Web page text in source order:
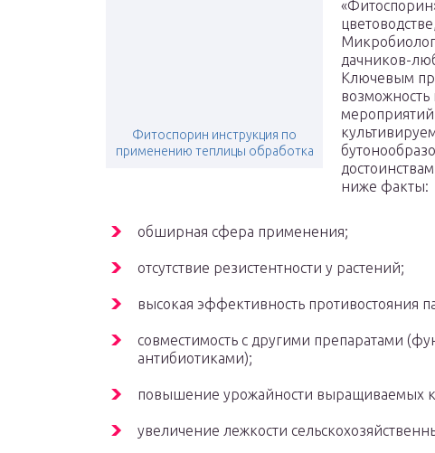
Фитоспорин инструкция по
применению теплицы обработка
дачников-
Ключевым
ниже факты:
обширная сфера применения;
отсутствие резистентности у растений;
высокая эффективность противостояния
совместимость с другими препаратами
антибиотиками);
повышение урожайности выращиваемых
увеличение лежкости